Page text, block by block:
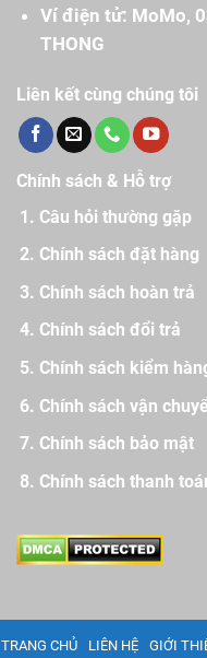
Ví điện tử: MoMo,
THONG
Liên kết cùng chúng tôi
Chính sách & Hỗ trợ
Câu hỏi thường gặp
Chính sách đặt hàng
Chính sách hoàn trả
Chính sách đổi trả
Chính sách kiểm
Chính sách vận
Chính sách bảo mật
Chính sách thanh
TRANG CHỦ LIÊN HỆ GIỚI